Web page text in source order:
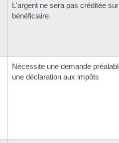
L'argent ne sera pas créditée
bénéficiaire.
Nécessite une demande
une déclaration aux impôts